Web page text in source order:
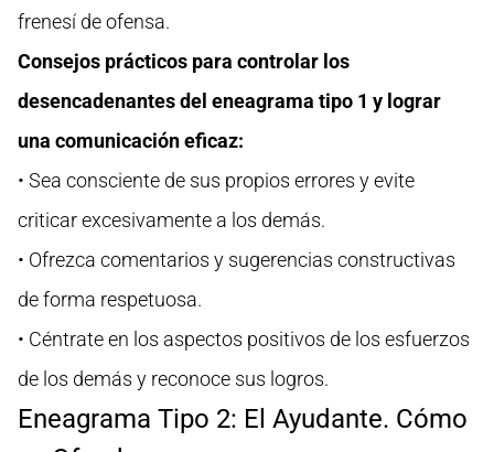
frenesí de ofensa.
Consejos prácticos para controlar los
desencadenantes del eneagrama tipo 1 y lograr
una comunicación eficaz:
• Sea consciente de sus propios errores y evite
criticar excesivamente a los demás.
• Ofrezca comentarios y sugerencias constructivas
de forma respetuosa.
• Céntrate en los aspectos positivos de los esfuerzos
de los demás y reconoce sus logros.
Eneagrama Tipo 2: El Ayudante. Cómo